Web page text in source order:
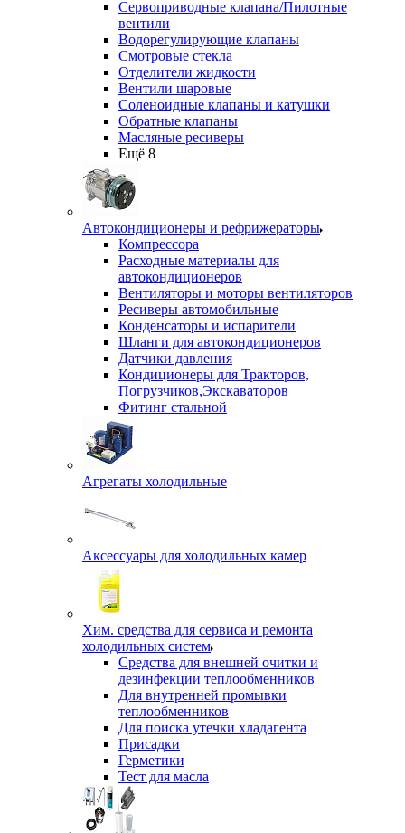
Сервоприводные клапана/Пилотные
вентили
Водорегулирующие клапаны
Смотровые стекла
Отделители жидкости
Вентили шаровые
Соленоидные клапаны и катушки
Обратные клапаны
Масляные ресиверы
Ещё 8
Автокондиционеры и рефрижераторы
Компрессора
Расходные материалы для
автокондиционеров
Вентиляторы и моторы вентиляторов
Ресиверы автомобильные
Конденсаторы и испарители
Шланги для автокондиционеров
Датчики давления
Кондиционеры для Тракторов,
Погрузчиков,Экскаваторов
Фитинг стальной
Агрегаты холодильные
Аксессуары для холодильных камер
Хим. средства для сервиса и ремонта
холодильных систем
Средства для внешней очитки и
дезинфекции теплообменников
Для внутренней промывки
теплообменников
Для поиска утечки хладагента
Присадки
Герметики
Тест для масла